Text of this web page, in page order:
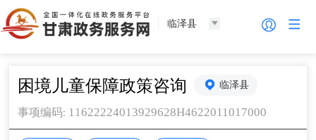
临泽县
困境儿童保障政策咨询 临泽县
事项编码: 11622224013929628H4622011017000